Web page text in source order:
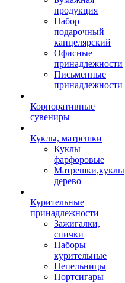
продукция
Набор
подарочный
канцелярский
Офисные
принадлежности
Письменные
принадлежности
Корпоративные
сувениры
Куклы, матрешки
Куклы
фарфоровые
Матрешки,куклы
дерево
Курительные
принадлежности
Зажигалки,
спички
Наборы
курительные
Пепельницы
Портсигары